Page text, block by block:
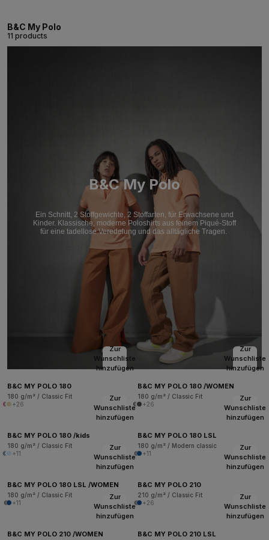
B&C My Polo
11 products
B&C My Polo
Ein Schnitt, 2 Stoffgewichte, 2 Stoffarten, für Erwachsene und
Kinder. Klassische, moderne Poloshirts aus feinem Piqué-Stoff
für eine tadellose Veredelung und das alltägliche Tragen.
Zur
Wunschliste
hinzufügen
B&C MY POLO 180
180 g/m² / Classic Fit
+26
Zur
Wunschliste
hinzufügen
B&C MY POLO 180 /WOMEN
180 g/m² / Classic Fit
+26
Zur
Wunschliste
hinzufügen
B&C MY POLO 180 /kids
180 g/m² / Classic Fit
+11
Zur
Wunschliste
hinzufügen
B&C MY POLO 180 LSL
180 g/m² / Modern classic
+11
Zur
Wunschliste
hinzufügen
B&C MY POLO 180 LSL /WOMEN
180 g/m² / Classic Fit
+11
Zur
Wunschliste
hinzufügen
B&C MY POLO 210
210 g/m² / Classic Fit
+26
Zur
Wunschliste
hinzufügen
B&C MY POLO 210 /WOMEN
Zur
Wunschliste
hinzufügen
B&C MY POLO 210 LSL